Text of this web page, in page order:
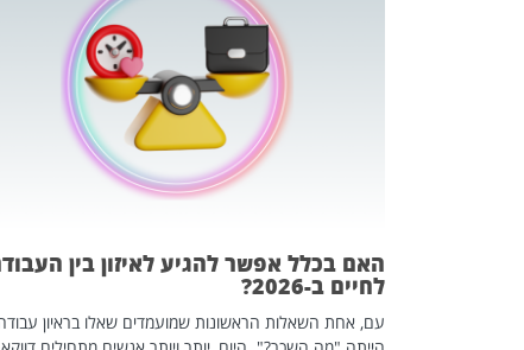
האם בכלל אפשר להגיע לאיזון בין
לחיים ב-2026?
עם, אחת השאלות הראשונות שמועמדים שאלו בראיון